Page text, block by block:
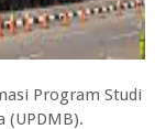
Program Studi
(UPDMB).